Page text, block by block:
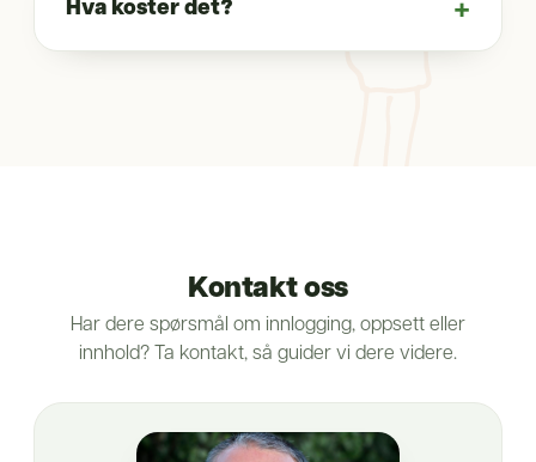
Hva koster det?
Kontakt oss
Har dere spørsmål om innlogging, oppsett eller
innhold? Ta kontakt, så guider vi dere videre.